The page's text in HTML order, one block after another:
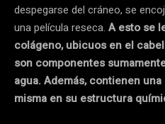
despegarse del cráneo, se
una película reseca. A esto se
colágeno, ubicuos en el
son componentes
agua. Además, contienen una
misma en su estructura